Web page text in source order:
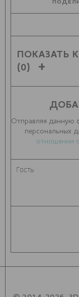
ПОКАЗАТЬ
(0)
Отправляя данную
персональных
отношении